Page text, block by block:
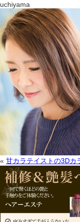
uchiyama
« 甘カラテイストの3Dカ